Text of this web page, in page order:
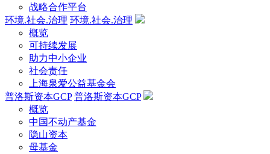
战略合作平台
环境.社会.治理 环境.社会.治理
概览
可持续发展
助力中小企业
社会责任
上海泉爱公益基金会
普洛斯资本GCP 普洛斯资本GCP
概览
中国不动产基金
隐山资本
母基金